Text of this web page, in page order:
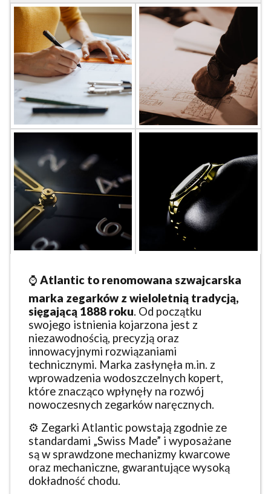
⌚ Atlantic to renomowana szwajcarska
marka zegarków z wieloletnią tradycją,
sięgającą 1888 roku. Od początku
swojego istnienia kojarzona jest z
niezawodnością, precyzją oraz
innowacyjnymi rozwiązaniami
technicznymi. Marka zasłynęła m.in. z
wprowadzenia wodoszczelnych kopert,
które znacząco wpłynęły na rozwój
nowoczesnych zegarków naręcznych.
⚙️ Zegarki Atlantic powstają zgodnie ze
standardami „Swiss Made” i wyposażane
są w sprawdzone mechanizmy kwarcowe
oraz mechaniczne, gwarantujące wysoką
dokładność chodu.